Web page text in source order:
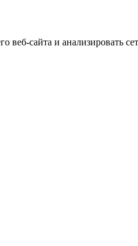
сайта и анализировать